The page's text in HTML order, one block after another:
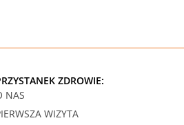
ZDROWIE:
NAS
WIZYTA